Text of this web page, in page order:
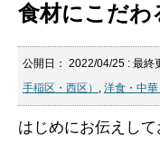
食材にこだわ
公開日： 2022/04/25 : 最終
手稲区・西区） , 洋食・中
はじめにお伝えして